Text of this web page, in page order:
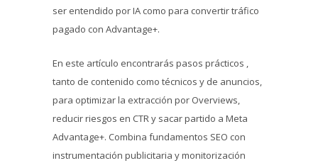
ser entendido por IA como para convertir tráfico
pagado con Advantage+.
En este artículo encontrarás pasos prácticos ,
tanto de contenido como técnicos y de anuncios,
para optimizar la extracción por Overviews,
reducir riesgos en CTR y sacar partido a Meta
Advantage+. Combina fundamentos SEO con
instrumentación publicitaria y monitorización